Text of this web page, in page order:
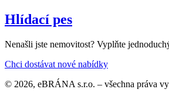
Hlídací pes
Nenašli jste nemovitost? Vyplňte
Chci dostávat nové nabídky
© 2026, eBRÁNA s.r.o. – všechna práva